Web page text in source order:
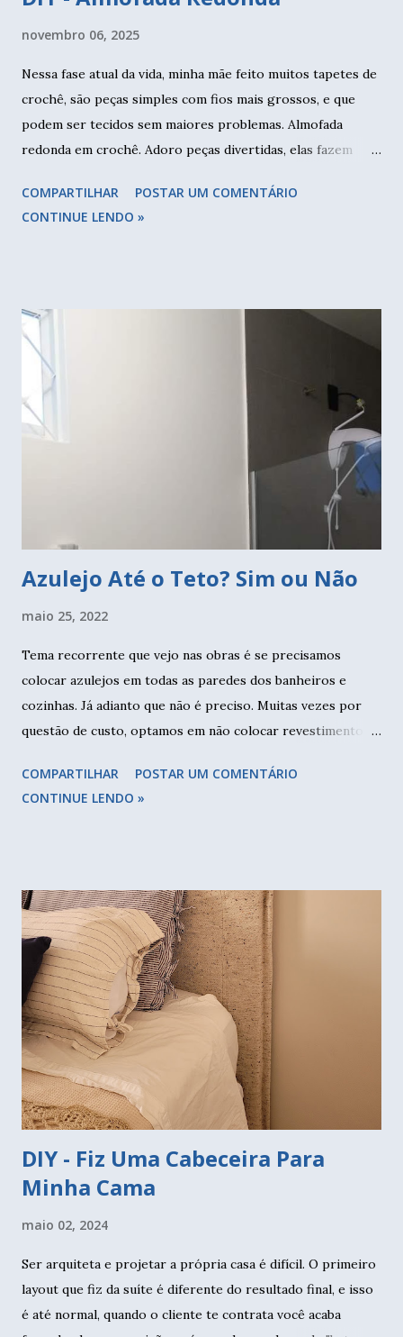
novembro 06, 2025
Nessa fase atual da vida, minha mãe feito muitos tapetes de
crochê, são peças simples com fios mais grossos, e que
podem ser tecidos sem maiores problemas. Almofada
redonda em crochê. Adoro peças divertidas, elas fazem
Numa das minhas visitas, encontrei dois tapetes coloridos,
feitos com sobras dos barbantes. Um eu vou aumentar um
parte de trás com zíper. Dois pedaços de tecido e almofada
dobrada como molde. Deixei uma margem de mais ou
menos dois dedos em volta. Escolhi um jeans stretcht que é
mais maleável que já tinha em casa. Vamos colocar o zíper
para poder tirar a capa para lavar. Separe um tecido,
coloque o zíper com o cursor para baixo, e faça uma
costura na parte superior, unindo os dois. Agora vamos
unir a outra parte do tecido. Faça da mesma form...
COMPARTILHAR
POSTAR UM COMENTÁRIO
CONTINUE LENDO »
Azulejo Até o Teto? Sim ou Não
maio 25, 2022
Tema recorrente que vejo nas obras é se precisamos
colocar azulejos em todas as paredes dos banheiros e
cozinhas. Já adianto que não é preciso. Muitas vezes por
questão de custo, optamos em não colocar revestimento
no box e meia parede no restante do banheiro. Nem foi por
questão de custo, mas para deixar mais leve o ambiente. E
na bancada, atualmente temos feito muitos projetos assim.
O importante é colocar o azulejo sobre a bancada e vedar
muito bem com rejunte. Vamos começar pelo banheiro. O
azulejo protege as paredes da água e foi muito comum usá-
los em todas do banheiro. Quem se lembra da casa da Vó
com aqueles azulejinhos decorados que tanto fazem
sucesso hoje? Pois então, você pode colocar revestimento
apenas nas paredes do box, assim elas estarão protegi...
COMPARTILHAR
POSTAR UM COMENTÁRIO
CONTINUE LENDO »
DIY - Fiz Uma Cabeceira Para
Minha Cama
maio 02, 2024
Ser arquiteta e projetar a própria casa é difícil. O primeiro
layout que fiz da suíte é diferente do resultado final, e isso
é até normal, quando o cliente te contrata você acaba